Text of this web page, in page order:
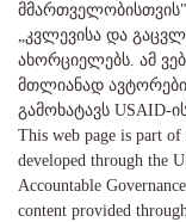
„კვლევისა და
ახორციელებს. ამ
მთლიანად
გამოხატავს USAID-
This web page is part of
developed through the
Accountable
content provided